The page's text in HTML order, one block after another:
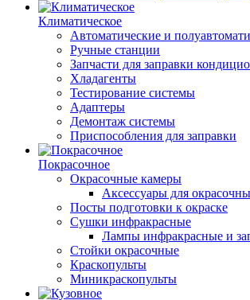
Климатическое
Автоматические и
Ручные станции
Запчасти для заправки
Хладагенты
Тестирование системы
Адаптеры
Демонтаж системы
Приспособления для заправки
Покрасочное
Окрасочные камеры
Аксессуары для
Посты подготовки к окраске
Сушки инфракрасные
Лампы инфракрасные и
Стойки окрасочные
Краскопульты
Миникраскопульты